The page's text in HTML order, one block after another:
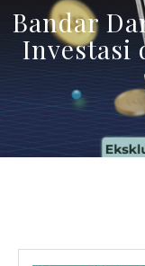
Bandar
Investasi